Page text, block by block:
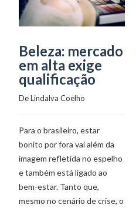
Beleza: mercado
em alta exige
qualificação
De Lindalva Coelho
Para o brasileiro, estar
bonito por fora vai além da
imagem refletida no espelho
e também está ligado ao
bem-estar. Tanto que,
mesmo no cenário de crise, o